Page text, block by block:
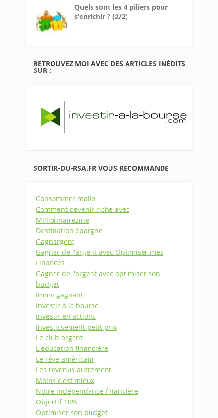
Quels sont les 4 piliers pour
s’enrichir ? (2/2)
RETROUVEZ MOI AVEC DES ARTICLES INÉDITS
SUR :
SORTIR-DU-RSA.FR VOUS RECOMMANDE
Consommer malin
Comment devenir riche avec
Millionnairezine
Destination épargne
Gagnargent
Gagner de l'argent avec Optimiser mes
Finances
Gagner de l'argent avec optimiser son
budget
Immo gagnant
Investir à la bourse
Investir en actions
Investissement petit prix
Le club argent
L'éducation financière
Le rêve américain
Les revenus autrement
Moins c'est mieux
Notre indépendance financière
Objectif 10%
Optimiser son budget